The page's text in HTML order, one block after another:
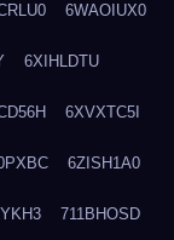
6WAOIUX0
6XIHLDTU
6XVXTC5I
6ZISH1A0
711BHOSD